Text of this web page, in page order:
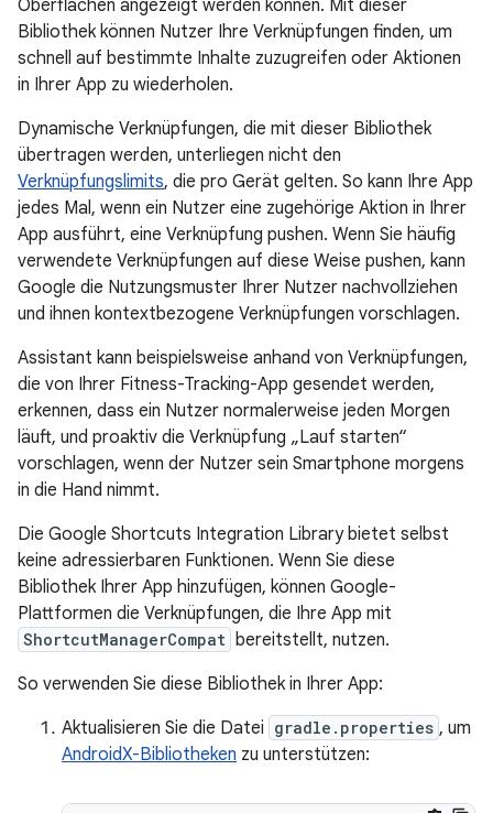
Oberflächen angezeigt werden können. Mit dieser
Bibliothek können Nutzer Ihre Verknüpfungen finden, um
schnell auf bestimmte Inhalte zuzugreifen oder Aktionen
in Ihrer App zu wiederholen.
Dynamische Verknüpfungen, die mit dieser Bibliothek
übertragen werden, unterliegen nicht den
Verknüpfungslimits, die pro Gerät gelten. So kann Ihre App
jedes Mal, wenn ein Nutzer eine zugehörige Aktion in Ihrer
App ausführt, eine Verknüpfung pushen. Wenn Sie häufig
verwendete Verknüpfungen auf diese Weise pushen, kann
Google die Nutzungsmuster Ihrer Nutzer nachvollziehen
und ihnen kontextbezogene Verknüpfungen vorschlagen.
Assistant kann beispielsweise anhand von Verknüpfungen,
die von Ihrer Fitness-Tracking-App gesendet werden,
erkennen, dass ein Nutzer normalerweise jeden Morgen
läuft, und proaktiv die Verknüpfung „Lauf starten“
vorschlagen, wenn der Nutzer sein Smartphone morgens
in die Hand nimmt.
Die Google Shortcuts Integration Library bietet selbst
keine adressierbaren Funktionen. Wenn Sie diese
Bibliothek Ihrer App hinzufügen, können Google-
Plattformen die Verknüpfungen, die Ihre App mit
ShortcutManagerCompat bereitstellt, nutzen.
So verwenden Sie diese Bibliothek in Ihrer App:
Aktualisieren Sie die Datei gradle.properties , um
AndroidX-Bibliotheken zu unterstützen: